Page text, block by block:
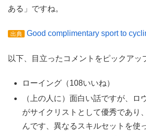
ある」ですね。
出典 Good complimentary sport to
以下、目立ったコメントをピックアッ
ローイング（108いいね）
（上の人に）面白い話ですが、ロ
がサイクリストとして優秀であり
んです、異なるスキルセットを使